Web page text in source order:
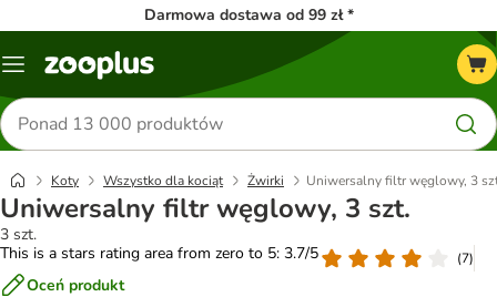
Darmowa dostawa od 99 zł *
Menu
Szukaj
produktów
Koty Wszystko dla kociąt Żwirki Uniwersalny filtr węglowy, 3
Uniwersalny filtr węglowy, 3 szt.
3 szt.
This is a stars rating area from zero to 5: 3.7/5
(7)
Oceń produkt